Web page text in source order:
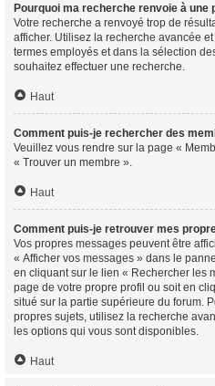
Pourquoi ma recherche renvoie à une
Votre recherche a renvoyé trop de
afficher. Utilisez la recherche avancée
termes employés et dans la sélection
souhaitez effectuer une recherche.
Haut
Comment puis-je rechercher des
Veuillez vous rendre sur la page «
« Trouver un membre ».
Haut
Comment puis-je retrouver mes
Vos propres messages peuvent être
« Afficher vos messages » dans le
en cliquant sur le lien « Rechercher les
page de votre propre profil ou soit en
situé sur la partie supérieure du forum.
propres sujets, utilisez la recherche
les options qui vous sont disponibles.
Haut